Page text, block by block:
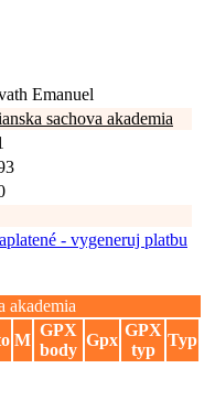
Emanuel
sachova akademia
- vygeneruj platbu
akademia
M
GPX
body
Gpx
GPX
typ
Typ